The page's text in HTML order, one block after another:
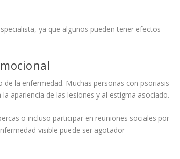
ya que algunos pueden tener efectos
la enfermedad. Muchas personas con psoriasis
apariencia de las lesiones y al estigma asociado.
o incluso participar en reuniones sociales por
visible puede ser agotador